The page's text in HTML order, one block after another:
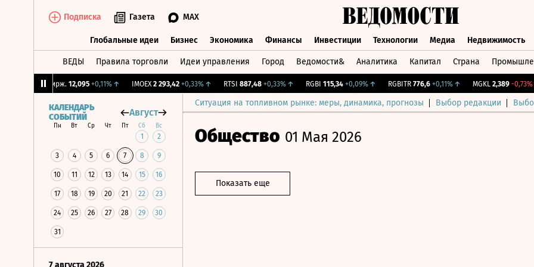
Подписка Газета MAX
Глобальные идеи Бизнес Экономика Финансы Инвестиции Технологии Медиа Недвижимость
ВЕДЫ Правила торговли Идеи управления Город Ведомости& Аналитика Капитал Страна
CNY Бирж. 12,095 +0,11%↑ IMOEX 2 293,42 +0,33%↑ RTSI 887,48 +0,33%↑ RGBI 115,34 +0,09%↑ RGBITR 776,6 +0,11%↑ MGKL 2,389 -0,73%↓
Ситуация на топливном рынке: меры, динамика, прогнозы Выбор редакции
КАЛЕНДАРЬ
СОБЫТИЙ
Август
Пн Вт Ср Чт Пт Сб Вс
1 2
3 4 5 6 7 8 9
10 11 12 13 14 15 16
17 18 19 20 21 22 23
24 25 26 27 28 29 30
31
7 августа 2026
Общество 01 Мая 2026
Показать еще